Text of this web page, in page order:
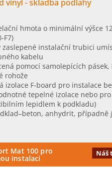
vinyl - skladba podlahy
hmota o minimální výšce
F7)
zaslepené instalační trubici
kabelu
pomocí samolepících pásek,
rohože
izolace F-board pro instalace
tepelné izolace nebo
lepidlem k podkladu)
anhydrit, případně
Náš
Mat 100 pro
instalaci